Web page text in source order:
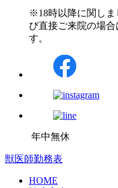
※18時以降に関しま
び直接ご来院の場
す。
年中無休
獣医師勤務表
HOME